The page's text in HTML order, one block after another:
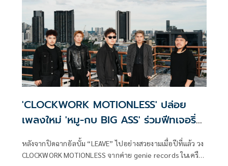
'CLOCKWORK MOTIONLESS' ปล่อย
เพลงใหม่ 'หมู-กบ BIG ASS' ร่วมฟีทเจอริ่ง-
หลังจากปิดฉากอัลบั้ม “LEAVE” ไปอย่างสวยงามเมื่อปีที่แล้ว วง
CLOCKWORK MOTIONLESS จากค่าย genie records ในเครือ